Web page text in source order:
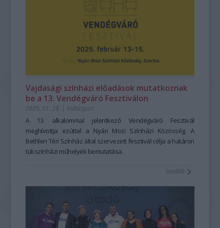
Vajdasági színházi előadások mutatkoznak
be a 13. Vendégváró Fesztiválon
2025. 01. 28. | Kultúrpart
A 13. alkalommal jelentkező Vendégváró Fesztivál
meghívottja ezúttal a Nyári Mozi Színházi Közösség. A
Bethlen Téri Színház által szervezett fesztivál célja a határon
túli színházi műhelyek bemutatása.
tovább